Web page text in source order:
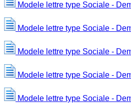
Modele lettre type Sociale -
Modele lettre type Sociale -
Modele lettre type Sociale -
Modele lettre type Sociale -
Modele lettre type Sociale -